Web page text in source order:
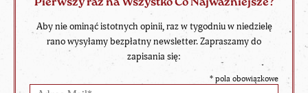
Pierwszy raz na Wszystko Co Najważniejsze?
Aby nie ominąć istotnych opinii, raz w tygodniu w niedzielę
rano wysyłamy bezpłatny newsletter. Zapraszamy do
zapisania się:
* pola obowiązkowe